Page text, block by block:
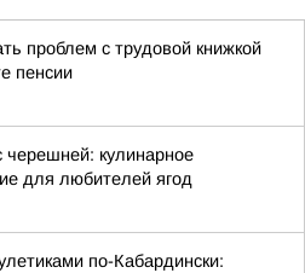
проблем с трудовой книжкой
пенсии
черешней: кулинарное
для любителей ягод
по-Кабардински: